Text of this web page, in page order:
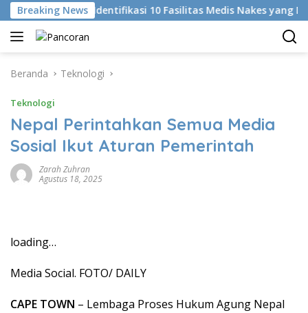
Langsung
ke
konten
Breaking News
KKI Identifikasi 10 Fasilitas Medis Nakes yang Diduga
Beranda Teknologi
Teknologi
Nepal Perintahkan Semua Media
Sosial Ikut Aturan Pemerintah
Zarah Zuhran
Agustus 18, 2025
loading…
Media Social. FOTO/ DAILY
CAPE TOWN – Lembaga Proses Hukum Agung Nepal